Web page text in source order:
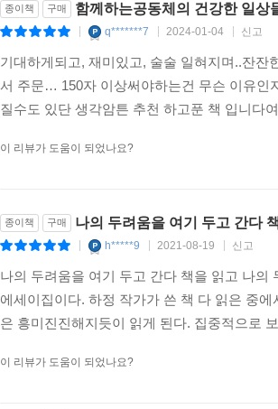
종이책 구매 함께하는공동체의 건강한 일상
q*******7 2024-01-04 신고
기대하게되고, 재미있고, 술술 일혀지며..잔
서 주문… 150자 이상써야하는건 무슨 이유인
질수도 있단 생각암튼 추천 하고푼 책 입니
이 리뷰가 도움이 되었나요?
종이책 구매 나의 두려움을 여기 두고 간다
h*****9 2021-08-19 신고
나의 두려움을 여기 두고 간다 책을 읽고 나
에세이집이다. 하정 작가가 쓴 책 다 읽은 중
은 흥미진진해지듯이 읽게 된다. 집중적으로
이 리뷰가 도움이 되었나요?